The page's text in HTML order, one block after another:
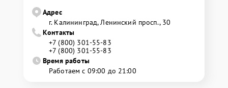
Адрес
г. Калининград, Ленинский просп., 30
Контакты
+7 (800) 301-55-83
+7 (800) 301-55-83
Время работы
Работаем с 09:00 до 21:00